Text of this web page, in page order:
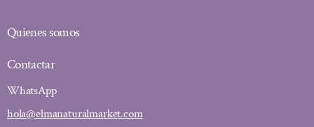
Quienes somos
Contactar
WhatsApp
hola@elmanaturalmarket.com